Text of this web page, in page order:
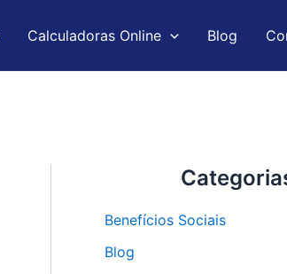
Calculadoras Online Blog
Benefícios Sociais
Blog